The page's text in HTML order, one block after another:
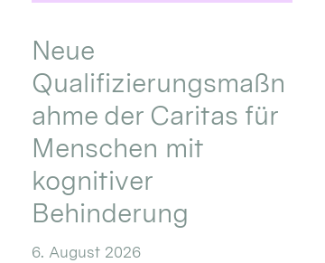
Neue
Qualifizierungsmaßn
ahme der Caritas für
Menschen mit
kognitiver
Behinderung
6. August 2026